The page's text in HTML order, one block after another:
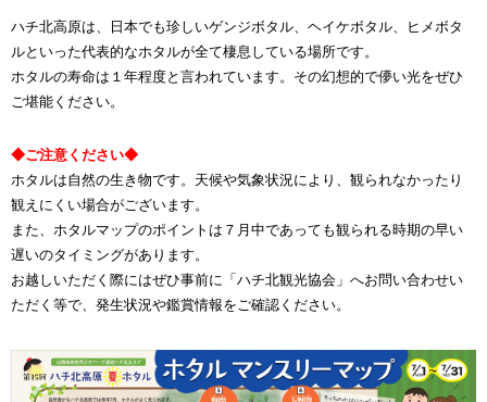
ハチ北高原は、日本でも珍しいゲンジボタル、ヘイケボタル、ヒメボタ
ルといった代表的なホタルが全て棲息している場所です。
ホタルの寿命は１年程度と言われています。その幻想的で儚い光をぜひ
ご堪能ください。
◆ご注意ください◆
ホタルは自然の生き物です。天候や気象状況により、観られなかったり
観えにくい場合がございます。
また、ホタルマップのポイントは７月中であっても観られる時期の早い
遅いのタイミングがあります。
お越しいただく際にはぜひ事前に「ハチ北観光協会」へお問い合わせい
ただく等で、発生状況や鑑賞情報をご確認ください。